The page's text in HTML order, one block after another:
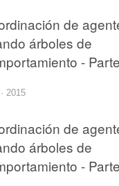
de
árboles de
-
2015
de
árboles de
-